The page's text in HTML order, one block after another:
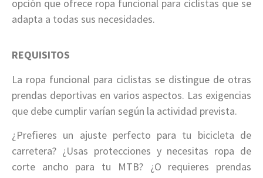
opción que ofrece ropa funcional para ciclistas que se
adapta a todas sus necesidades.
REQUISITOS
La ropa funcional para ciclistas se distingue de otras
prendas deportivas en varios aspectos. Las exigencias
que debe cumplir varían según la actividad prevista.
¿Prefieres un ajuste perfecto para tu bicicleta de
carretera? ¿Usas protecciones y necesitas ropa de
corte ancho para tu MTB? ¿O requieres prendas